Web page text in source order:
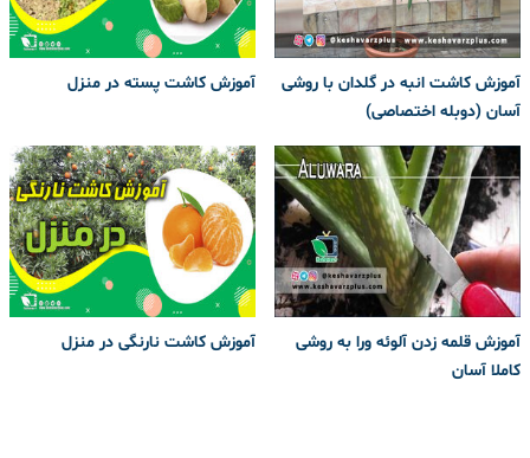
آموزش کاشت انبه در گلدان با روشی
آسان (دوبله اختصاصی)
آموزش کاشت پسته در منزل
آموزش قلمه زدن آلوئه ورا به روشی
کاملا آسان
آموزش کاشت نارنگی در منزل